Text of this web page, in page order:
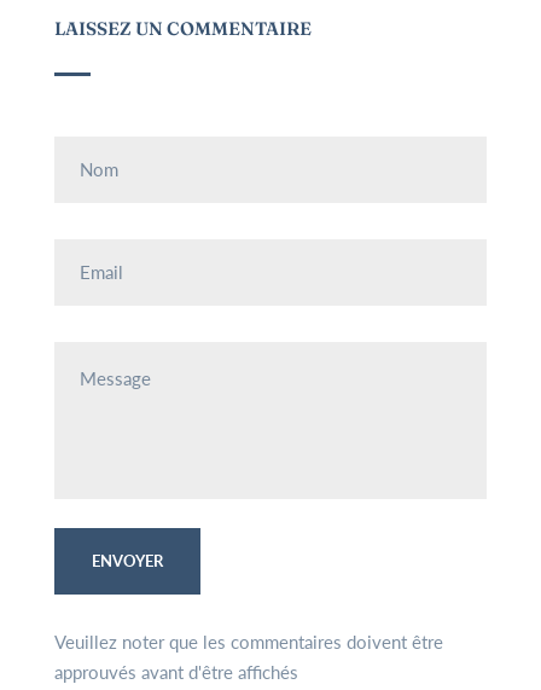
LAISSEZ UN COMMENTAIRE
Veuillez noter que les commentaires doivent être
approuvés avant d'être affichés